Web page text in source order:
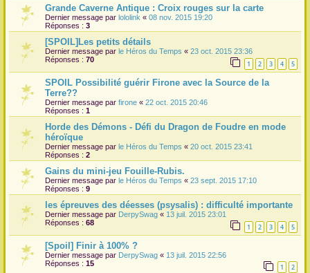
Grande Caverne Antique : Croix rouges sur la carte
Dernier message par lololink « 08 nov. 2015 19:20
Réponses : 3
[SPOIL]Les petits détails
Dernier message par le Héros du Temps « 23 oct. 2015 23:36
Réponses : 70 1 2 3 4 5
SPOIL Possibilité guérir Firone avec la Source de la
Terre??
Dernier message par firone « 22 oct. 2015 20:46
Réponses : 1
Horde des Démons - Défi du Dragon de Foudre en mode
héroïque
Dernier message par le Héros du Temps « 20 oct. 2015 23:41
Réponses : 2
Gains du mini-jeu Fouille-Rubis.
Dernier message par le Héros du Temps « 23 sept. 2015 17:10
Réponses : 9
les épreuves des déesses (psysalis) : difficulté importante
Dernier message par DerpySwag « 13 juil. 2015 23:01
Réponses : 68 1 2 3 4 5
[Spoil] Finir à 100% ?
Dernier message par DerpySwag « 13 juil. 2015 22:56
Réponses : 15 1 2